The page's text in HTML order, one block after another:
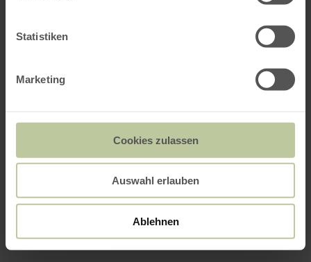
Statistiken
Marketing
Cookies zulassen
Auswahl erlauben
Ablehnen